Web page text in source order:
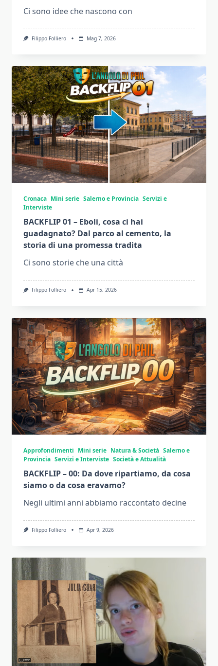
Ci sono idee che nascono con
Filippo Folliero Mag 7, 2026
Cronaca Mini serie Salerno e Provincia Servizi e
Interviste
BACKFLIP 01 – Eboli, cosa ci hai
guadagnato? Dal parco al cemento, la
storia di una promessa tradita
Ci sono storie che una città
Filippo Folliero Apr 15, 2026
Approfondimenti Mini serie Natura & Società Salerno e
Provincia Servizi e Interviste Società e Attualità
BACKFLIP – 00: Da dove ripartiamo, da cosa
siamo o da cosa eravamo?
Negli ultimi anni abbiamo raccontato decine
Filippo Folliero Apr 9, 2026